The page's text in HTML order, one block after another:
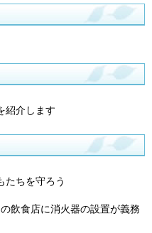
紹介します
たちを守ろう
飲食店に消火器の設置が義務